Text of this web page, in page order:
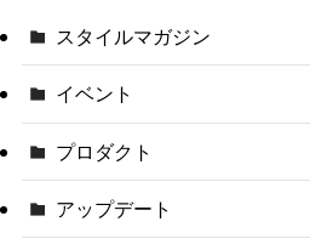
スタイルマガジン
イベント
プロダクト
アップデート